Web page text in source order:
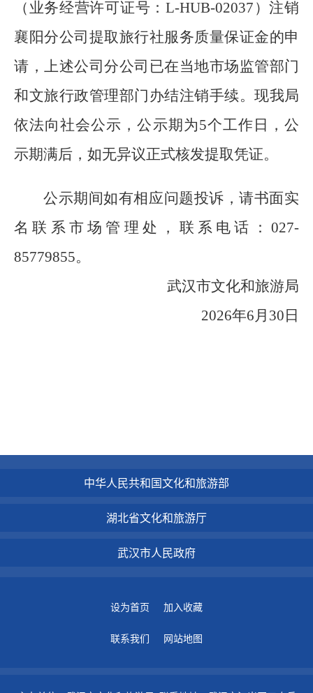
（业务经营许可证号： L-HUB-02037 ）注销
襄阳分公司 提取旅行社服务质量保证金的申
请， 上述公司 分公司已在当地市场监管部门
和文旅行政管理部门办结注销手续。现我局
依法向社会公示，公示期为5个工作日，公
示期满后，如无异议正式核发提取凭证。
公示期间如有相应问题投诉，请书面实
名联系 市场 管理处，联系电话：027-
85779855。
武汉市文化和旅游局
2026年6月30 日
中华人民共和国文化和旅游部
湖北省文化和旅游厅
武汉市人民政府
设为首页 加入收藏
联系我们 网站地图